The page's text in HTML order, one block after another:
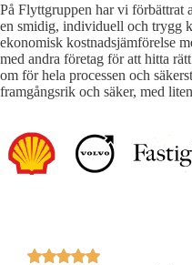
På Flyttgruppen har vi förbättrat
en smidig, individuell och trygg
ekonomisk kostnadsjämförelse
med andra företag för att hitta
om för hela processen och
framgångsrik och säker, med